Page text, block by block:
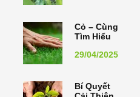
Cỏ – Cùng
Tìm Hiểu
29/04/2025
Bí Quyết